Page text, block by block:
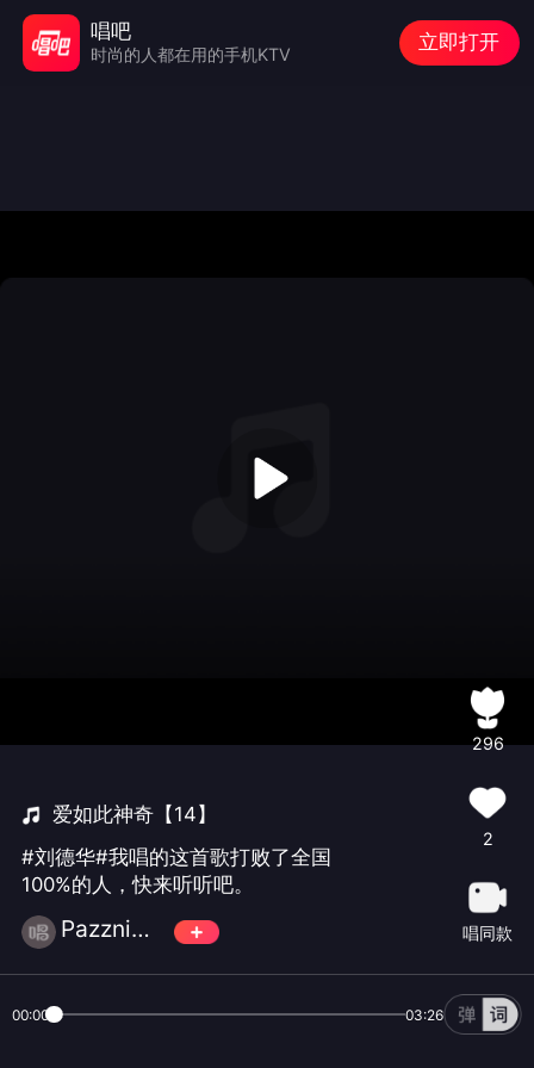
爱如此神奇【14】
#刘德华#我唱的这首歌打败了全国
100%的人，快来听听吧。
Pazzni☄️萬♾️歌
296
2
唱同款
00:00 03:26
唱吧
时尚的人都在用的手机KTV
立即打开